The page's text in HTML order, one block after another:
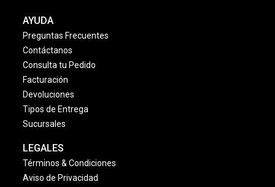
AYUDA
Preguntas Frecuentes
Contáctanos
Consulta tu Pedido
Facturación
Devoluciones
Tipos de Entrega
Sucursales
LEGALES
Términos & Condiciones
Aviso de Privacidad